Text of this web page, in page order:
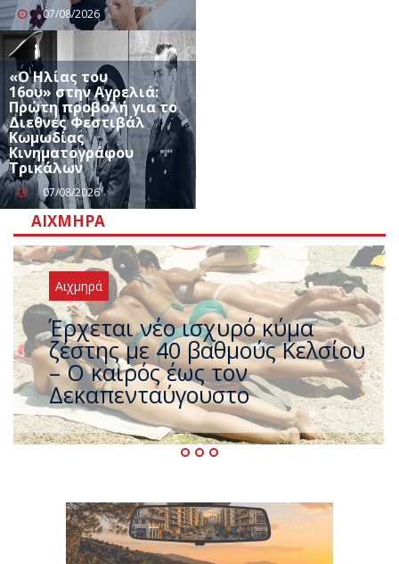
07/08/2026
«Ο Ηλίας του
16ου» στην Αγρελιά:
Πρώτη προβολή για το
Διεθνές Φεστιβάλ
Κωμωδίας
Κινηματογράφου
Τρικάλων
07/08/2026
ΑΙΧΜΗΡΆ
Αιχμηρά
Άφαντος ο Τσίπρας… την ώρα
που η χώρα καίγεται